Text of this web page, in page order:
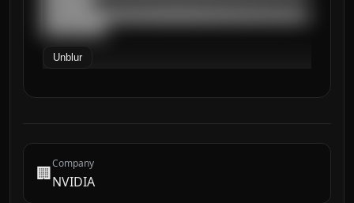
██████████
Unblur
🏢Company
NVIDIA